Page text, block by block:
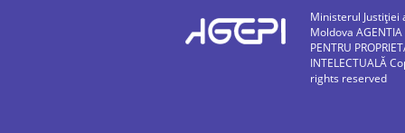
Ministerul Justiției
Moldova AGENTIA
PENTRU
INTELECTUALĂ
rights reserved